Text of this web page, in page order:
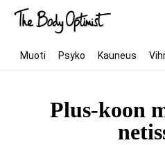
Muoti Psyko Kauneus
Plus-koon